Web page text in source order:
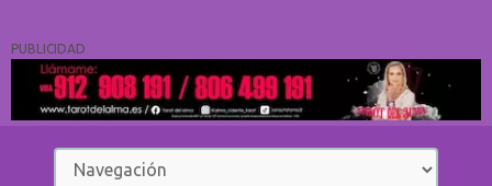
PUBLICIDAD